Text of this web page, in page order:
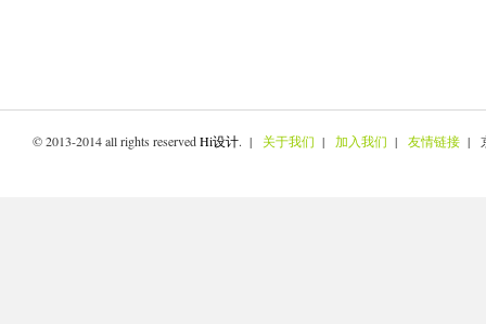
© 2013-2014 all rights reservedHi设计. | 关于我们 | 加入我们 | 友情链接 |